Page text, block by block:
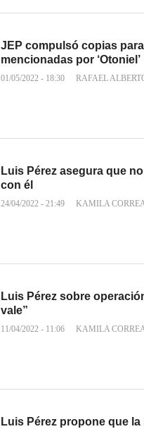
JEP compulsó copias
mencionadas por ‘Otoniel’
01/05/2022 - 18:30 RAFAEL
Luis Pérez asegura que
con él
24/04/2022 - 21:49 KAMILA
Luis Pérez sobre
vale”
11/04/2022 - 11:06 KAMILA
Luis Pérez propone que